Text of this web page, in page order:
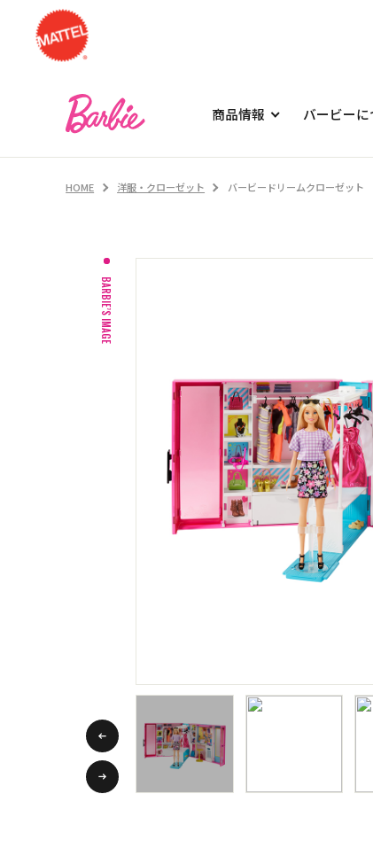
商品情報 バービー
HOME 洋服・クローゼット バービードリームクローゼット
BARBIE’S IMAGE